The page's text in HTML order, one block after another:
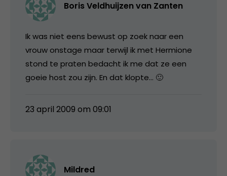
Boris Veldhuijzen van Zanten
Ik was niet eens bewust op zoek naar een
vrouw onstage maar terwijl ik met Hermione
stond te praten bedacht ik me dat ze een
goeie host zou zijn. En dat klopte… 🙂
23 april 2009 om 09:01
Mildred